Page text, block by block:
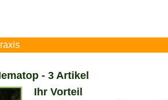
- 3 Artikel
Ihr Vorteil